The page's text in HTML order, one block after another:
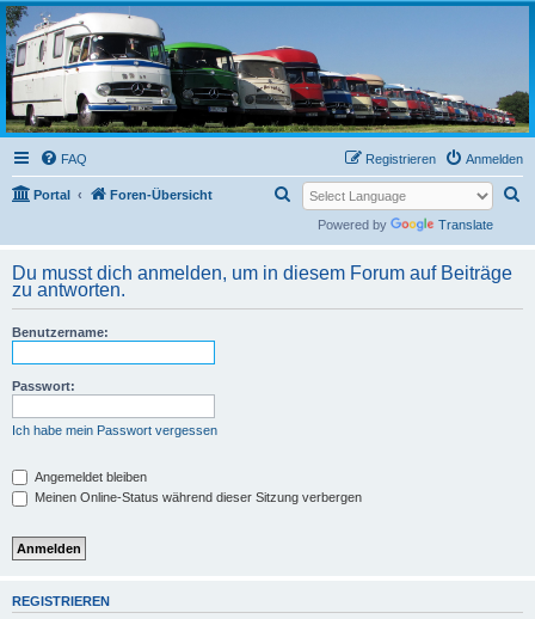
L319-forum.de
FAQ Anmelden
Registrieren
Portal Foren-Übersicht
e
Powered by Translate
h
e
Du musst dich anmelden, um in diesem Forum auf Beiträge
zu antworten.
Benutzername:
Passwort:
Ich habe mein Passwort vergessen
Angemeldet bleiben
Meinen Online-Status während dieser Sitzung verbergen
REGISTRIEREN